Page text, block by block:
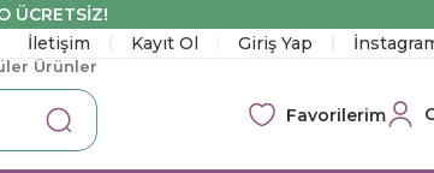
ÜCRETSİZ!
İletişim Kayıt Ol Giriş Yap
Ürünler
Favorilerim